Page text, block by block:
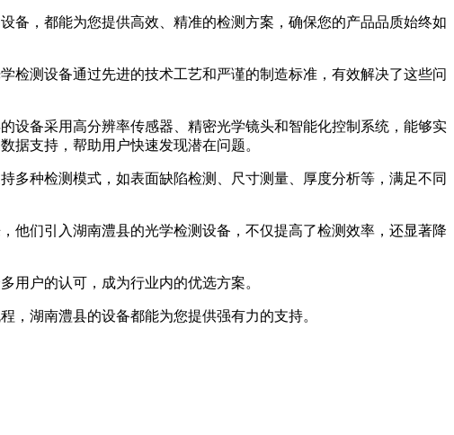
备，都能为您提供高效、精准的检测方案，确保您的产品品质始终如
检测设备通过先进的技术工艺和严谨的制造标准，有效解决了这些问
设备采用高分辨率传感器、精密光学镜头和智能化控制系统，能够实
据支持，帮助用户快速发现潜在问题。
多种检测模式，如表面缺陷检测、尺寸测量、厚度分析等，满足不同
他们引入湖南澧县的光学检测设备，不仅提高了检测效率，还显著降
用户的认可，成为行业内的优选方案。
，湖南澧县的设备都能为您提供强有力的支持。